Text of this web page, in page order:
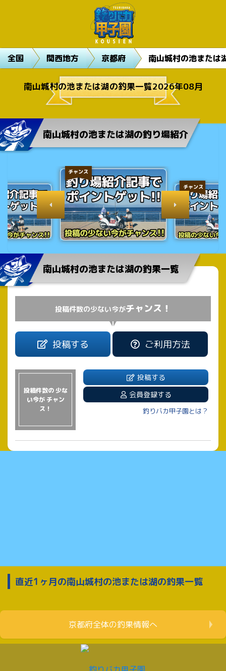
全国 関西地方 京都府 南山城村の池または
南山城村の池または湖の釣果一覧2026年08月
南山城村の池または湖の釣り場紹介
チャンス
チャンス
南山城村の池または湖の釣果一覧
投稿件数の少ない今がチャンス！
投稿する ご利用方法
投稿件数の 少な
い今が チャン
ス！
投稿する
会員登録する
釣りバカ甲子園とは？
直近1ヶ月の南山城村の池または湖の釣果一覧
京都府全体の釣果情報へ